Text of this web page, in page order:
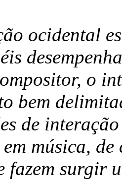
ocidental
o
bem
de
música,
fazem surgir